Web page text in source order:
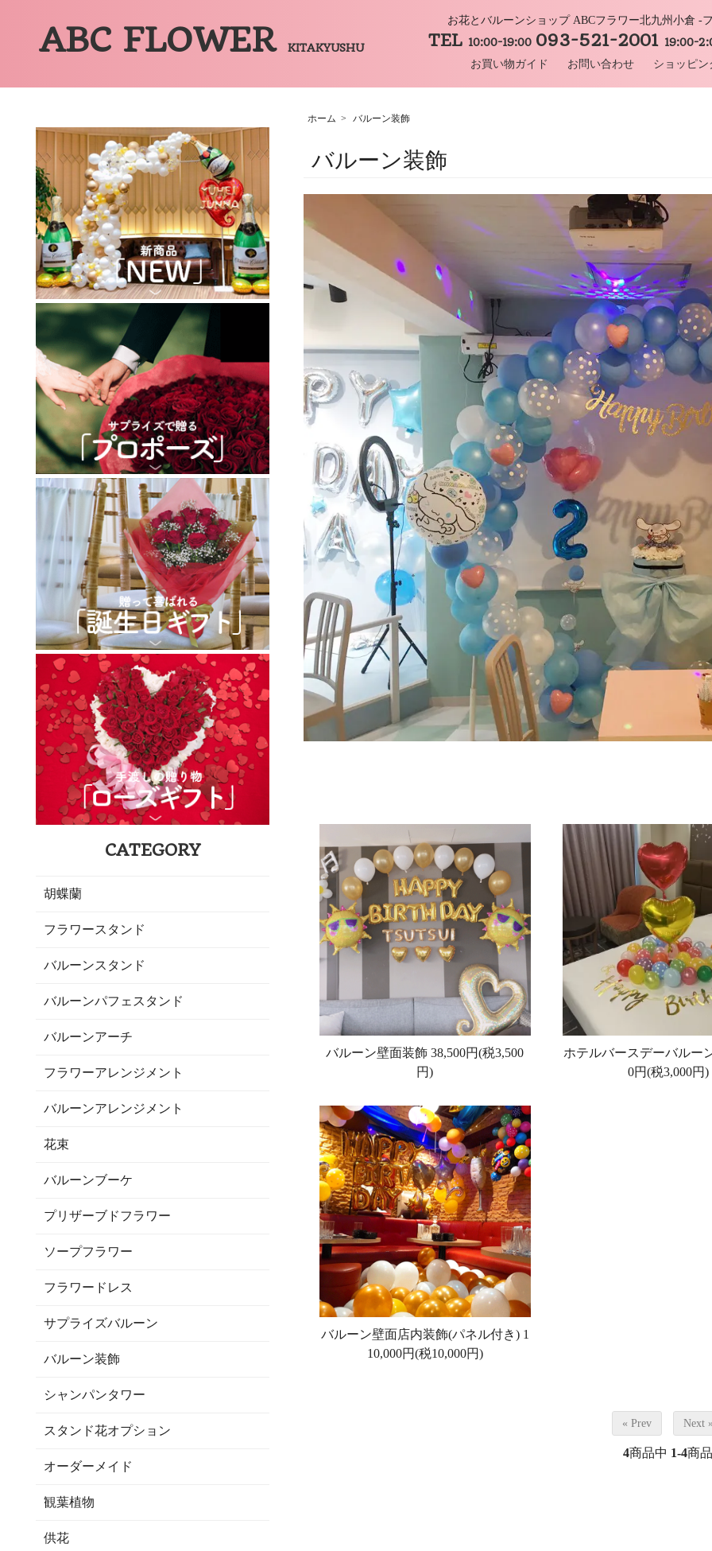
お花とバルーンショップ ABCフラワー北九州小倉 -
ABC FLOWER KITAKYUSHU TEL 10:00-19:00 093-521-2001 19:00-
お買い物ガイド お問い合わせ ショッピン
ホーム > バルーン装飾
バルーン装飾
バルーン壁面装飾 38,500円(税3,500
円)
ホテルバースデーバルー
0円(税3,000円)
バルーン壁面店内装飾(パネル付き)1
10,000円(税10,000円)
« Prev Next
4商品中 1-4商
CATEGORY
胡蝶蘭
フラワースタンド
バルーンスタンド
バルーンパフェスタンド
バルーンアーチ
フラワーアレンジメント
バルーンアレンジメント
花束
バルーンブーケ
プリザーブドフラワー
ソープフラワー
フラワードレス
サプライズバルーン
バルーン装飾
シャンパンタワー
スタンド花オプション
オーダーメイド
観葉植物
供花